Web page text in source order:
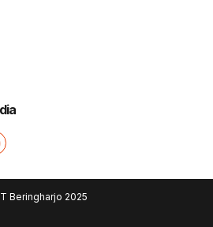
Beringharjo 2025